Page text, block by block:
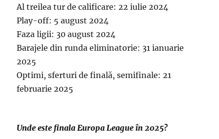
Al treilea tur de calificare: 22 iulie 2024
Play-off: 5 august 2024
Faza ligii: 30 august 2024
Barajele din runda eliminatorie: 31 ianuarie
2025
Optimi, sferturi de finală, semifinale: 21
februarie 2025
Unde este finala Europa League în 2025?